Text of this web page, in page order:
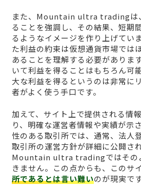
また、Mountain ultra tradingは
ることを強調し、その結果、短期
るようなイメージを作り上げてい
た利益の約束は仮想通貨市場では
あることを理解する必要がありま
いて利益を得ることはもちろん可
大な利益を得るというのは非常に
者がよく使う手口です。
加えて、サイト上で提供される情
り、明確な運営者情報や実績が示
性のある取引所では、通常、法人
取引所の運営方針が詳細に公開さ
Mountain ultra tradingではその
きません。この点からも、このサ
所であるとは言い難いのが現実です